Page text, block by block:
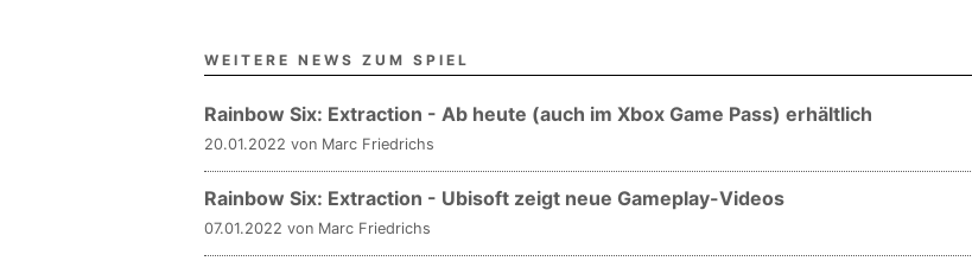
WEITERE NEWS ZUM SPIEL
Rainbow Six: Extraction - Ab heute (auch im Xbox Game Pass) erhältlich
20.01.2022 von Marc Friedrichs
Rainbow Six: Extraction - Ubisoft zeigt neue Gameplay-Videos
07.01.2022 von Marc Friedrichs